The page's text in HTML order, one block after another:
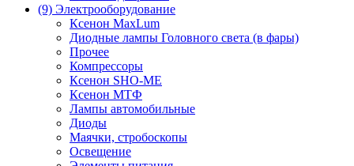
(9) Электрооборудование
Ксенон MaxLum
Диодные лампы Головного света (в фары)
Прочее
Компрессоры
Ксенон SHO-ME
Ксенон МТФ
Лампы автомобильные
Диоды
Маячки, стробоскопы
Освещение